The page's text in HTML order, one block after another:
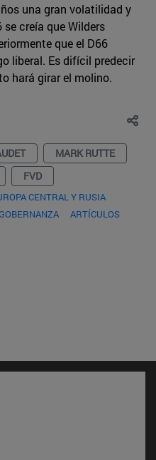
una gran volatilidad y
creía que Wilders
que el D66
liberal. Es difícil predecir
hará girar el molino.
MARK RUTTE
FVD
CENTRAL Y RUSIA
ARTÍCULOS